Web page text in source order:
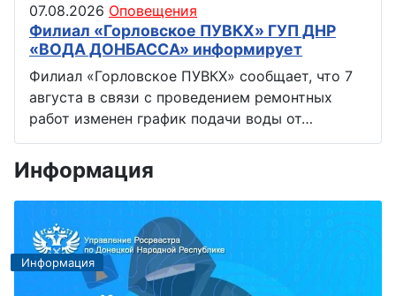
07.08.2026 Оповещения
Филиал «Горловское ПУВКХ» ГУП ДНР
«ВОДА ДОНБАССА» информирует
Филиал «Горловское ПУВКХ» сообщает, что 7
августа в связи с проведением ремонтных
работ изменен график подачи воды от…
Информация
Информация